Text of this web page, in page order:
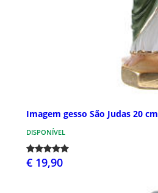
Imagem gesso São Judas 20 cm
DISPONÍVEL
€ 19,90